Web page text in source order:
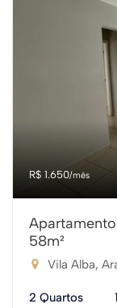
R$ 1.650/mês
58m²
Vila Alba,
2 Quartos